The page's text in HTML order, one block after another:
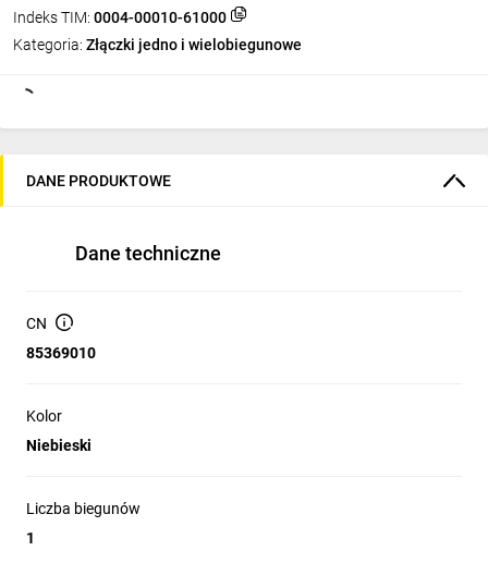
Indeks TIM: 0004-00010-61000
Kategoria: Złączki jedno i wielobiegunowe
DANE PRODUKTOWE
Dane techniczne
CN
85369010
Kolor
Niebieski
Liczba biegunów
1